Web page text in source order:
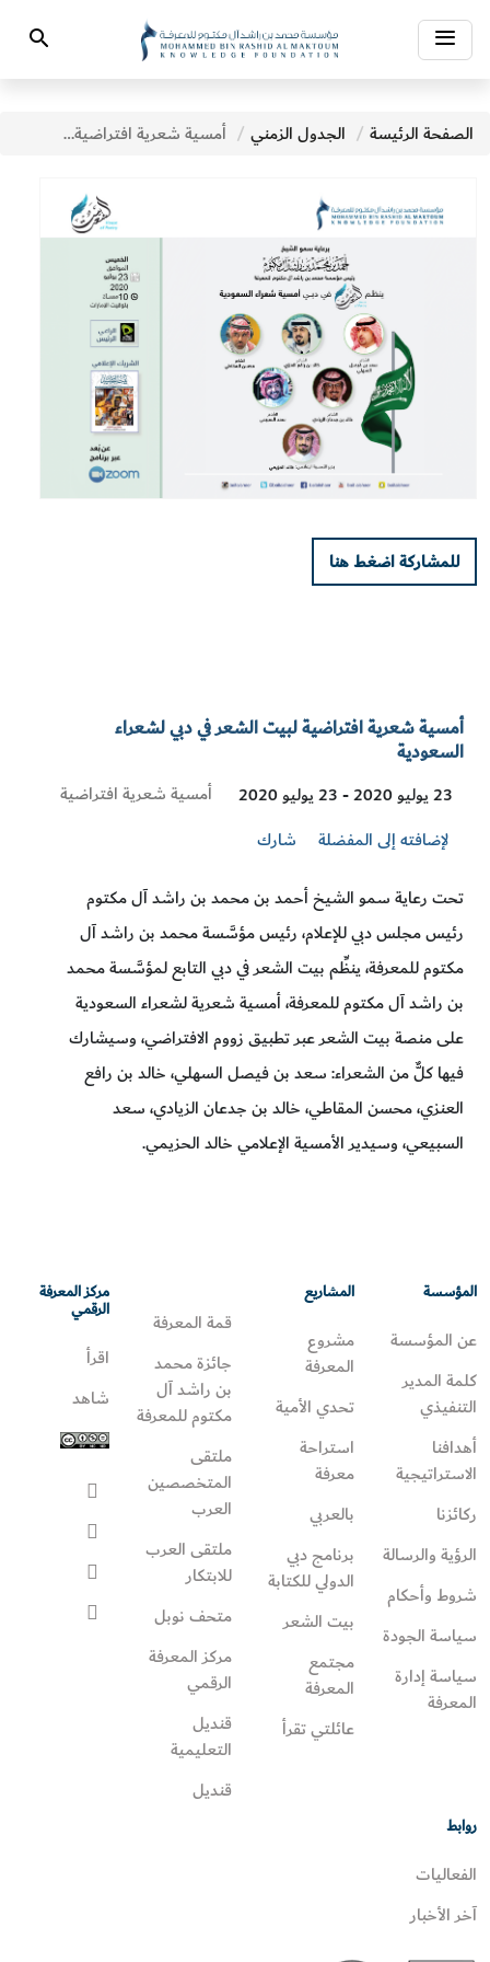
Toggle
navigation
Search
الصفحة الرئيسة الجدول الزمني أمسية شعرية افتراضية لبيت الشعر في دبي لشعراء السعودية
للمشاركة اضغط هنا
أمسية شعرية افتراضية لبيت الشعر في دبي لشعراء
السعودية
23 يوليو 2020 - 23 يوليو 2020
Visit
أمسية شعرية افتراضية
لإضافته إلى المفضلة
شارك
تحت رعاية سمو الشيخ أحمد بن محمد بن راشد آل مكتوم
رئيس مجلس دبي للإعلام، رئيس مؤسَّسة محمد بن راشد آل
مكتوم للمعرفة، ينظِّم بيت الشعر في دبي التابع لمؤسَّسة محمد
بن راشد آل مكتوم للمعرفة، أمسية شعرية لشعراء السعودية
على منصة بيت الشعر عبر تطبيق زووم الافتراضي، وسيشارك
فيها كلٌّ من الشعراء: سعد بن فيصل السهلي، خالد بن رافع
العنزي، محسن المقاطي، خالد بن جدعان الزيادي، سعد
السبيعي، وسيدير الأمسية الإعلامي خالد الحزيمي.
المؤسسة
عن المؤسسة
كلمة المدير
التنفيذي
أهدافنا
الاستراتيجية
ركائزنا
الرؤية والرسالة
شروط وأحكام
سياسة الجودة
سياسة إدارة
المعرفة
المشاريع
مشروع
المعرفة
تحدي الأمية
استراحة
معرفة
بالعربي
برنامج دبي
الدولي للكتابة
بيت الشعر
مجتمع
المعرفة
عائلتي تقرأ‎
قمة المعرفة
جائزة محمد
بن راشد آل
مكتوم للمعرفة
ملتقى
المتخصصين
العرب
ملتقى العرب
للابتكار
متحف نوبل
مركز المعرفة
الرقمي
قنديل
التعليمية
قنديل
مركز المعرفة
الرقمي
اقرأ
شاهد
روابط
الفعاليات
آخر الأخبار